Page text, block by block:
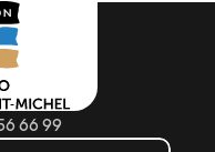
66 99